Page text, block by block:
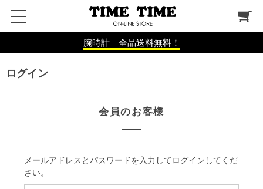
腕時計 全品送料無料！
ログイン
会員のお客様
メールアドレスとパスワードを入力してログインしてくだ
さい。